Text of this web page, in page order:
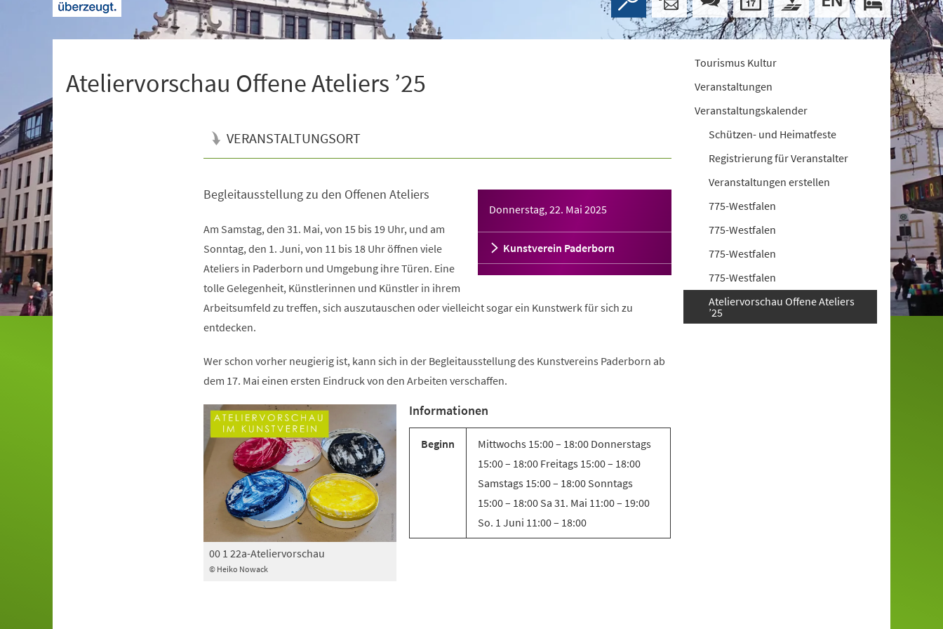
Ateliervorschau Offene Ateliers ’25
VERANSTALTUNGSORT
Donnerstag, 22. Mai 2025
Kunstverein Paderborn
Begleitausstellung zu den Offenen Ateliers
Am Samstag, den 31. Mai, von 15 bis 19 Uhr, und am
Sonntag, den 1. Juni, von 11 bis 18 Uhr öffnen viele
Ateliers in Paderborn und Umgebung ihre Türen. Eine
tolle Gelegenheit, Künstlerinnen und Künstler in ihrem
Arbeitsumfeld zu treffen, sich auszutauschen oder vielleicht sogar ein Kunstwerk für sich zu
entdecken.
Wer schon vorher neugierig ist, kann sich in der Begleitausstellung des Kunstvereins Paderborn ab
dem 17. Mai einen ersten Eindruck von den Arbeiten verschaffen.
© Heiko Nowack
00 1 22a-Ateliervorschau
Informationen
Beginn
Mittwochs 15:00 – 18:00 Donnerstags
15:00 – 18:00 Freitags 15:00 – 18:00
Samstags 15:00 – 18:00 Sonntags
15:00 – 18:00 Sa 31. Mai 11:00 – 19:00
So. 1 Juni 11:00 – 18:00
Tourismus Kultur
Veranstaltungen
Veranstaltungskalender
Schützen- und Heimatfeste
Registrierung für Veranstalter
Veranstaltungen erstellen
775-Westfalen
775-Westfalen
775-Westfalen
775-Westfalen
Ateliervorschau Offene Ateliers
’25